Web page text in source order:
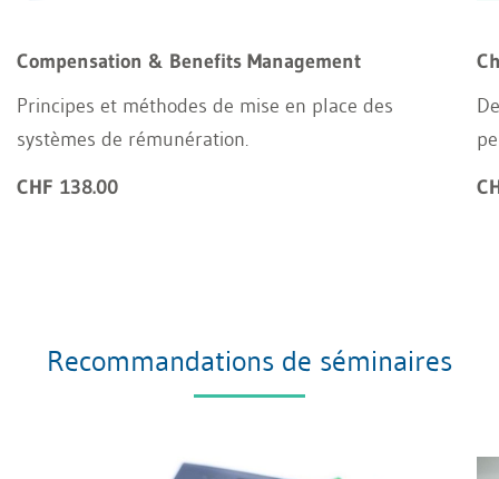
Compensation & Benefits Management
Principes et méthodes de mise en place des
systèmes de rémunération.
CHF 138.00
Recommandations de séminaires